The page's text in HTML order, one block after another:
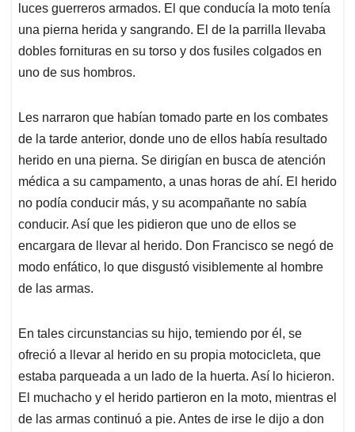
luces guerreros armados. El que conducía la moto tenía
una pierna herida y sangrando. El de la parrilla llevaba
dobles fornituras en su torso y dos fusiles colgados en
uno de sus hombros.
Les narraron que habían tomado parte en los combates
de la tarde anterior, donde uno de ellos había resultado
herido en una pierna. Se dirigían en busca de atención
médica a su campamento, a unas horas de ahí. El herido
no podía conducir más, y su acompañante no sabía
conducir. Así que les pidieron que uno de ellos se
encargara de llevar al herido. Don Francisco se negó de
modo enfático, lo que disgustó visiblemente al hombre
de las armas.
En tales circunstancias su hijo, temiendo por él, se
ofreció a llevar al herido en su propia motocicleta, que
estaba parqueada a un lado de la huerta. Así lo hicieron.
El muchacho y el herido partieron en la moto, mientras el
de las armas continuó a pie. Antes de irse le dijo a don